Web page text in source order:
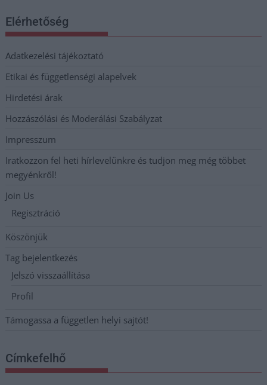
Elérhetőség
Adatkezelési tájékoztató
Etikai és függetlenségi alapelvek
Hirdetési árak
Hozzászólási és Moderálási Szabályzat
Impresszum
Iratkozzon fel heti hírlevelünkre és tudjon meg még többet
megyénkről!
Join Us
Regisztráció
Köszönjük
Tag bejelentkezés
Jelszó visszaállítása
Profil
Támogassa a független helyi sajtót!
Címkefelhő